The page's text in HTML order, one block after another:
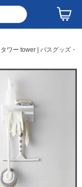
ワー tower | バスグッズ・